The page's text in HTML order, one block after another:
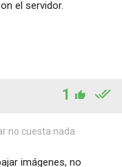
el servidor.
1
no cuesta nada
imágenes, no